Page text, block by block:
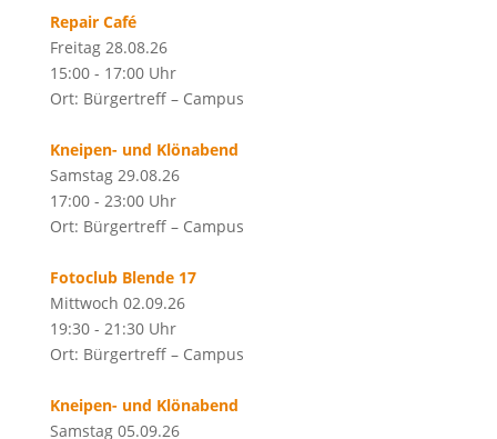
Repair Café
Freitag 28.08.26
15:00 - 17:00 Uhr
Ort: Bürgertreff – Campus
Kneipen- und Klönabend
Samstag 29.08.26
17:00 - 23:00 Uhr
Ort: Bürgertreff – Campus
Fotoclub Blende 17
Mittwoch 02.09.26
19:30 - 21:30 Uhr
Ort: Bürgertreff – Campus
Kneipen- und Klönabend
Samstag 05.09.26